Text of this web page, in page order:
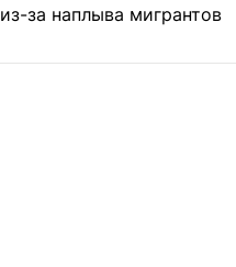
из-за наплыва мигрантов